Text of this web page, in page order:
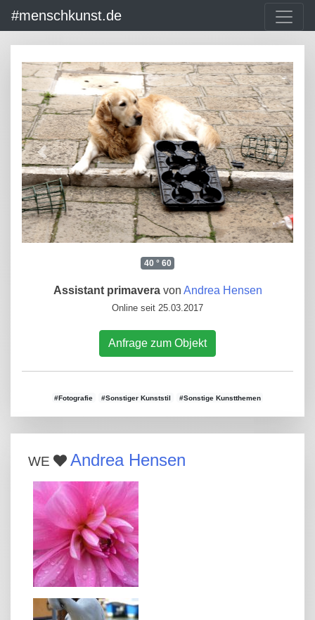
#menschkunst.de
40 ° 60
Assistant primaveravon Andrea Hensen
Online seit 25.03.2017
Anfrage zum Objekt
#Fotografie #Sonstiger Kunststil #Sonstige Kunstthemen
WE Andrea Hensen